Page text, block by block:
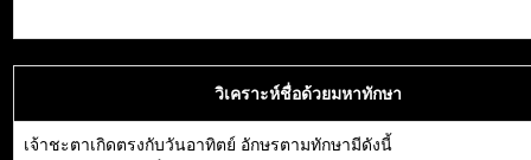
วิเคราะห์ชื่อด้วยมหาทักษา
เจ้าชะตาเกิดตรงกับวันอาทิตย์ อักษรตามทักษามีดังนี้